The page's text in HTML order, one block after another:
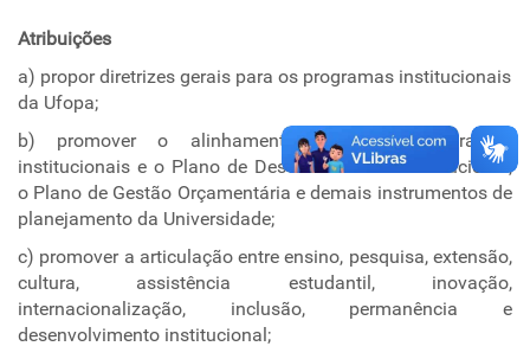
Atribuições
a) propor diretrizes gerais para os programas institucionais
da Ufopa;
b) promover o alinhamento entre os programas
institucionais e o Plano de Desenvolvimento Institucional,
o Plano de Gestão Orçamentária e demais instrumentos de
planejamento da Universidade;
c) promover a articulação entre ensino, pesquisa, extensão,
cultura, assistência estudantil, inovação,
internacionalização, inclusão, permanência e
desenvolvimento institucional;